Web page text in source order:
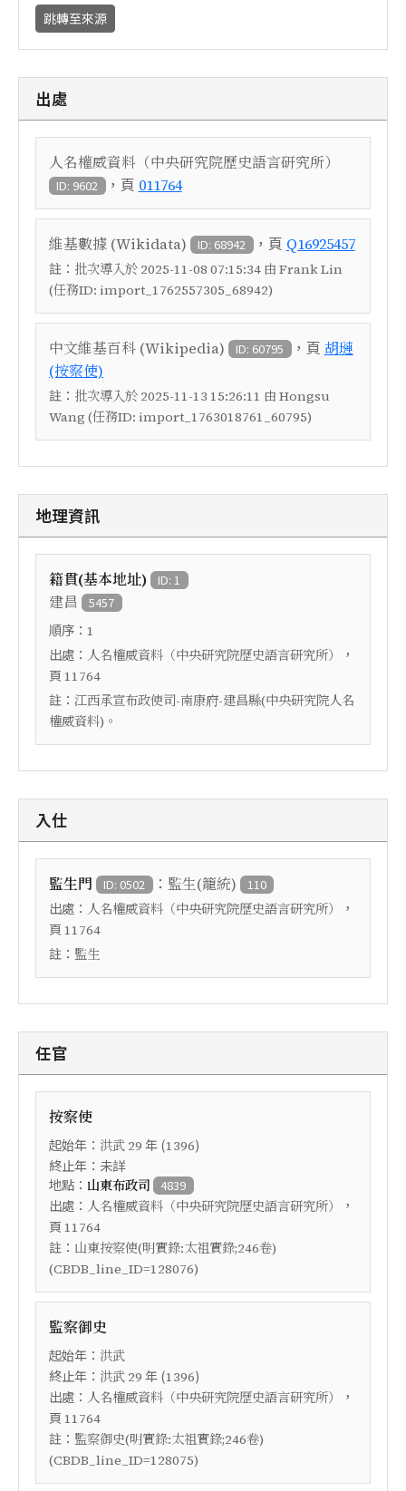
跳轉至來源
出處
人名權威資料（中央研究院歷史語言研究所）
ID: 9602 ，頁 011764
維基數據 (Wikidata) ID: 68942 ，頁 Q16925457
註： 批次導入於 2025-11-08 07:15:34 由 Frank Lin
(任務ID: import_1762557305_68942)
中文維基百科 (Wikipedia) ID: 60795 ，頁 胡璉
(按察使)
註： 批次導入於 2025-11-13 15:26:11 由 Hongsu
Wang (任務ID: import_1763018761_60795)
地理資訊
籍貫(基本地址) ID: 1
建昌 5457
順序： 1
出處： 人名權威資料（中央研究院歷史語言研究所）
，
頁 11764
註： 江西承宣布政使司-南康府-建昌縣(中央研究院人名
權威資料)。
入仕
監生門 ID: 0502 ： 監生(籠統) 110
出處： 人名權威資料（中央研究院歷史語言研究所）
，
頁 11764
註： 監生
任官
按察使
起始年： 洪武 29 年 (1396)
終止年：未詳
地點： 山東布政司 4839
出處： 人名權威資料（中央研究院歷史語言研究所）
，
頁 11764
註： 山東按察使(明實錄:太祖實錄;246卷)
(CBDB_line_ID=128076)
監察御史
起始年： 洪武
終止年： 洪武 29 年 (1396)
出處： 人名權威資料（中央研究院歷史語言研究所）
，
頁 11764
註： 監察御史(明實錄:太祖實錄;246卷)
(CBDB_line_ID=128075)